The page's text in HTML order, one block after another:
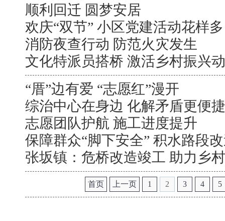
顺利回迁 圆梦安居
欢庆“双节” 小区党建活动花样多
消防夜查行动 防范火灾发生
文化特派员搭桥 激活乡村振兴
“厝”边有爱 “志愿红”漫开
综治中心在身边 化解矛盾更便捷
志愿团队护航 施工进度提升
保障群众“脚下安全” 积水路段
张坂镇：危桥改造竣工 助力乡
首页 上一页 1 2 3 4 5